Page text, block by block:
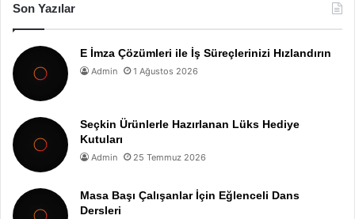
Son Yazılar
E İmza Çözümleri ile İş Süreçlerinizi Hızlandırın
Admin 1 Ağustos 2026
Seçkin Ürünlerle Hazırlanan Lüks Hediye
Kutuları
Admin 25 Temmuz 2026
Masa Başı Çalışanlar İçin Eğlenceli Dans
Dersleri